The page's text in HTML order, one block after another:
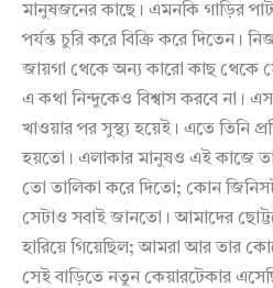
মানুষজনের কাছে। এমনকি গাড়ির
পর্যন্ত চুরি করে বিক্রি করে দিতেন।
জায়গা থেকে অন্য কারো কাছ থেকে
এ কথা নিন্দুকেও বিশ্বাস করবে না।
খাওয়ার পর সুস্থ্য হয়েই। এতে তিনি
হয়তো। এলাকার মানুষও এই কাজে
তো তালিকা করে দিতো; কোন
সেটাও সবাই জানতো। আমাদের
হারিয়ে গিয়েছিল; আমরা আর তার
সেই বাড়িতে নতুন কেয়ারটেকার